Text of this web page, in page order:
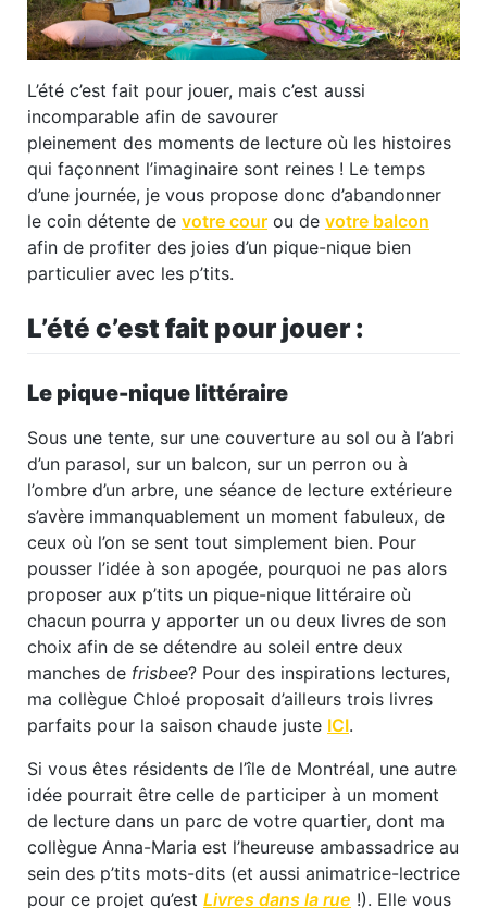
L’été c’est fait pour jouer, mais c’est aussi
incomparable afin de savourer
pleinement des moments de lecture où les histoires
qui façonnent l’imaginaire sont reines ! Le temps
d’une journée, je vous propose donc d’abandonner
le coin détente de votre cour ou de votre balcon
afin de profiter des joies d’un pique-nique bien
particulier avec les p’tits.
L’été c’est fait pour jouer :
Le pique-nique littéraire
Sous une tente, sur une couverture au sol ou à l’abri
d’un parasol, sur un balcon, sur un perron ou à
l’ombre d’un arbre, une séance de lecture extérieure
s’avère immanquablement un moment fabuleux, de
ceux où l’on se sent tout simplement bien. Pour
pousser l’idée à son apogée, pourquoi ne pas alors
proposer aux p’tits un pique-nique littéraire où
chacun pourra y apporter un ou deux livres de son
choix afin de se détendre au soleil entre deux
manches de frisbee? Pour des inspirations lectures,
ma collègue Chloé proposait d’ailleurs trois livres
parfaits pour la saison chaude juste ICI.
Si vous êtes résidents de l’île de Montréal, une autre
idée pourrait être celle de participer à un moment
de lecture dans un parc de votre quartier, dont ma
collègue Anna-Maria est l’heureuse ambassadrice au
sein des p’tits mots-dits (et aussi animatrice-lectrice
pour ce projet qu’est Livres dans la rue !). Elle vous